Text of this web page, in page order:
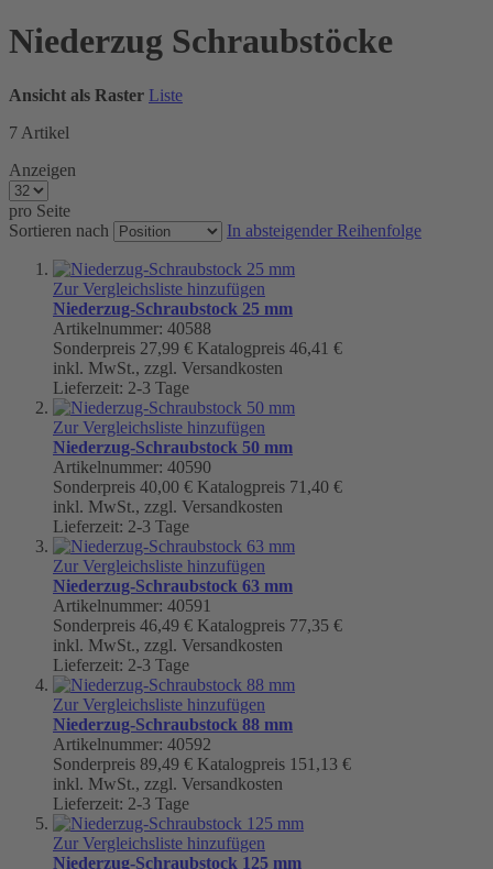
Niederzug Schraubstöcke
Ansicht als Raster Liste
7 Artikel
Anzeigen
pro Seite
Sortieren nach
In absteigender Reihenfolge
Zur Vergleichsliste hinzufügen
Niederzug-Schraubstock 25 mm
Artikelnummer: 40588
Sonderpreis 27,99 € Katalogpreis 46,41 €
inkl. MwSt., zzgl. Versandkosten
Lieferzeit: 2-3 Tage
Zur Vergleichsliste hinzufügen
Niederzug-Schraubstock 50 mm
Artikelnummer: 40590
Sonderpreis 40,00 € Katalogpreis 71,40 €
inkl. MwSt., zzgl. Versandkosten
Lieferzeit: 2-3 Tage
Zur Vergleichsliste hinzufügen
Niederzug-Schraubstock 63 mm
Artikelnummer: 40591
Sonderpreis 46,49 € Katalogpreis 77,35 €
inkl. MwSt., zzgl. Versandkosten
Lieferzeit: 2-3 Tage
Zur Vergleichsliste hinzufügen
Niederzug-Schraubstock 88 mm
Artikelnummer: 40592
Sonderpreis 89,49 € Katalogpreis 151,13 €
inkl. MwSt., zzgl. Versandkosten
Lieferzeit: 2-3 Tage
Zur Vergleichsliste hinzufügen
Niederzug-Schraubstock 125 mm